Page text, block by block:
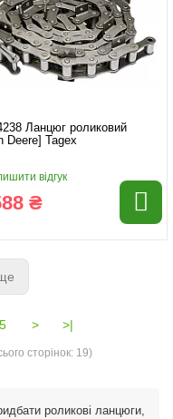
Ланцюг роликовий
Deere] Tagex
відгук
₴
5 > >|
сторінок: 19)
роликові ланцюги,